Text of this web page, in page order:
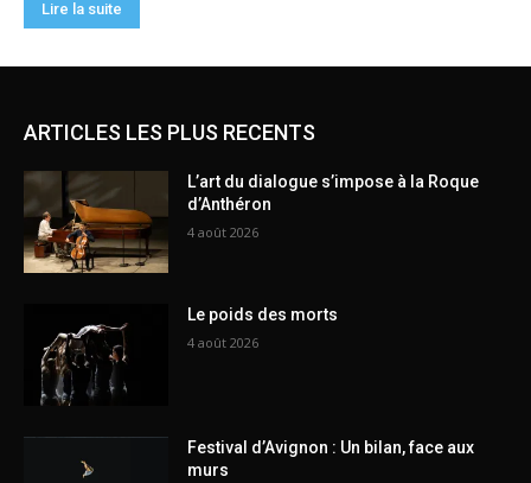
ARTICLES LES PLUS RECENTS
L’art du dialogue s’impose à la Roque
d’Anthéron
4 août 2026
Le poids des morts
4 août 2026
Festival d’Avignon : Un bilan, face aux
murs